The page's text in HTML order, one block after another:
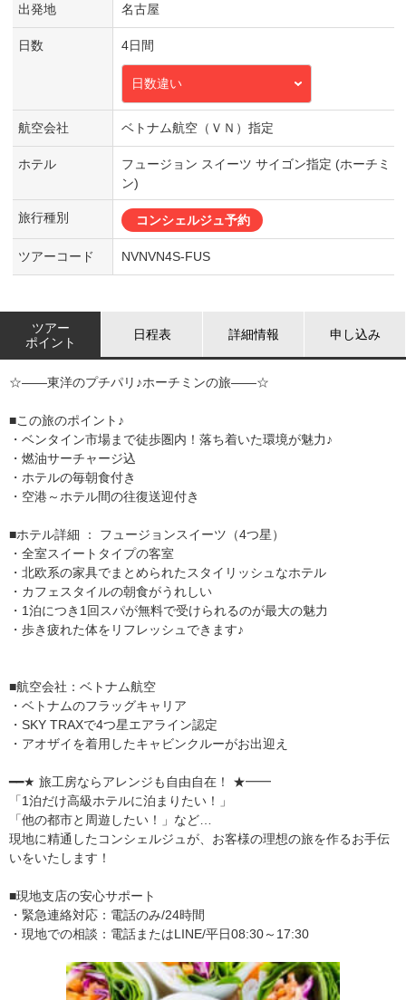
出発地 名古屋
日数 4日間
日数違い
航空会社 ベトナム航空（ＶＮ）指定
ホテル
フュージョン スイーツ サイゴン指定 (ホーチミ
ン)
旅行種別 コンシェルジュ予約
ツアーコード NVNVN4S-FUS
ツアー
ポイント
日程表 詳細情報 申し込み
☆――東洋のプチパリ♪ホーチミンの旅――☆
■この旅のポイント♪
・ベンタイン市場まで徒歩圏内！落ち着いた環境が魅力♪
・燃油サーチャージ込
・ホテルの毎朝食付き
・空港～ホテル間の往復送迎付き
■ホテル詳細 ： フュージョンスイーツ（4つ星）
・全室スイートタイプの客室
・北欧系の家具でまとめられたスタイリッシュなホテル
・カフェスタイルの朝食がうれしい
・1泊につき1回スパが無料で受けられるのが最大の魅力
・歩き疲れた体をリフレッシュできます♪
■航空会社：ベトナム航空
・ベトナムのフラッグキャリア
・SKY TRAXで4つ星エアライン認定
・アオザイを着用したキャビンクルーがお出迎え
━━★ 旅工房ならアレンジも自由自在！ ★━━
「1泊だけ高級ホテルに泊まりたい！」
「他の都市と周遊したい！」など…
現地に精通したコンシェルジュが、お客様の理想の旅を作るお手伝
いをいたします！
■現地支店の安心サポート
・緊急連絡対応：電話のみ/24時間
・現地での相談：電話またはLINE/平日08:30～17:30